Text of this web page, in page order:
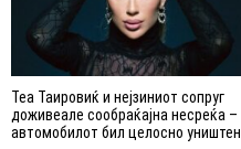
Теа Таировиќ и нејзиниот сопруг
доживеале сообраќајна несреќа –
автомобилот бил целосно уништен